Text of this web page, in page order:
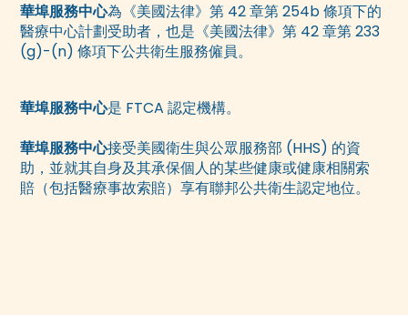
華埠服務中心為《美國法律》第 42 章第 254b 條項下的
醫療中心計劃受助者，也是《美國法律》第 42 章第 233
(g)-(n) 條項下公共衛生服務僱員。
華埠服務中心是 FTCA 認定機構。
華埠服務中心接受美國衛生與公眾服務部 (HHS) 的資
助，並就其自身及其承保個人的某些健康或健康相關索
賠（包括醫療事故索賠）享有聯邦公共衛生認定地位。